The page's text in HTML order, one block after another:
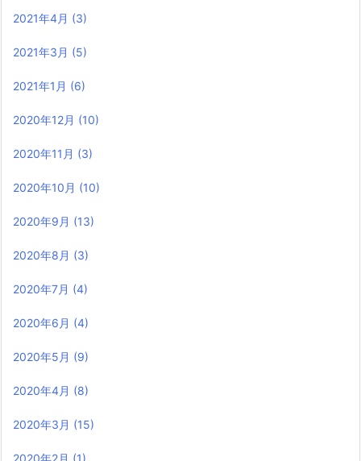
2021年4月 (3)
2021年3月 (5)
2021年1月 (6)
2020年12月 (10)
2020年11月 (3)
2020年10月 (10)
2020年9月 (13)
2020年8月 (3)
2020年7月 (4)
2020年6月 (4)
2020年5月 (9)
2020年4月 (8)
2020年3月 (15)
2020年2月 (1)